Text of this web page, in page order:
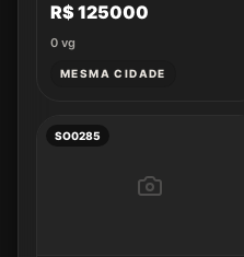
R$ 125000
0 vg
MESMA CIDADE
SO0285